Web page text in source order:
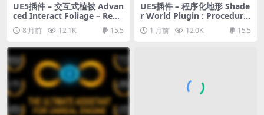
UE5插件 – 交互式植被 Advan
ced Interact Foliage – Repl
ace Instances with Interact
ive Actors & Effects
8 月前 12.1K 15.5
UE5插件 – 程序化地形 Shade
r World Plugin : Procedural
Terrain, Oceans, Foliage, G
PU-accelerated
1 月前 12.0K 15.5